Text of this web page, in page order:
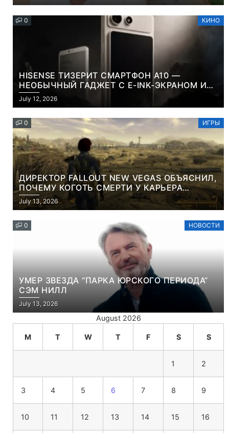
0 КИНО
HISENSE ТИЗЕРИТ СМАРТФОН A10 —
НЕОБЫЧНЫЙ ГАДЖЕТ С E-INK-ЭКРАНОМ И
СЪЕМНОЙ LCD-ПАНЕЛЬЮ ДЛЯ ЦВЕТНОГО
КОНТЕНТА И СОЦСЕТЕЙ
July 12, 2026
0 ИГРЫ
ДИРЕКТОР FALLOUT NEW VEGAS ОБЪЯСНИЛ,
ПОЧЕМУ КОГОТЬ СМЕРТИ У КАРЬЕРА
НАМЕРЕННО СНОСИТ ВАМ ГОЛОВУ
July 13, 2026
0 НОВОСТИ
УМЕР ЗВЕЗДА “ПАРКА ЮРСКОГО ПЕРИОДА”
СЭМ НИЛЛ
July 13, 2026
August 2026
M T W T F S S
1 2
3 4 5 6 7 8 9
10 11 12 13 14 15 16